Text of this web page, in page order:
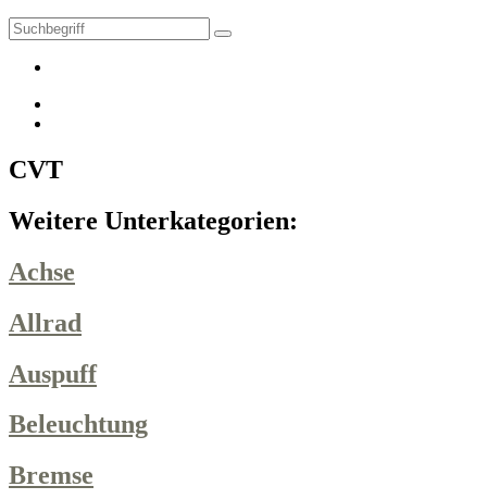
CVT
Weitere Unterkategorien:
Achse
Allrad
Auspuff
Beleuchtung
Bremse